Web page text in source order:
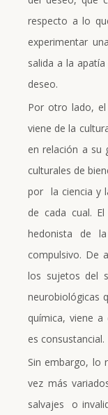
respecto a lo
experimentar
salida a la
deseo.
Por otro lado,
viene de la
en relación a su
culturales de
por la ciencia y
de cada cual.
hedonista de
compulsivo. De
los sujetos del
neurobiológicas
química, viene a
es consustancial.
Sin embargo, lo
vez más
salvajes o